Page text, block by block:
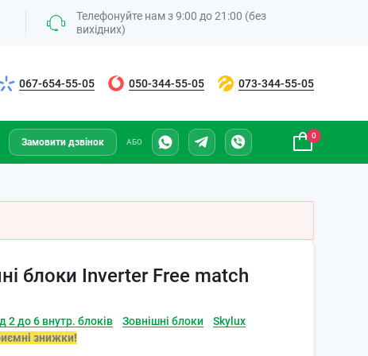
Телефонуйте нам з 9:00 до 21:00 (без
вихідних)
067-654-55-05 050-344-55-05 073-344-55-05
Замовити дзвінок АБО
0
блоки Inverter Free match
2 до 6 внутр. блоків Зовнішні блоки
Skylux
знижки!